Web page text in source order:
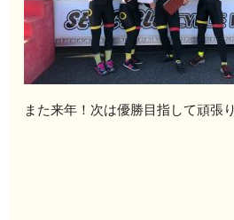
また来年！次は優勝目指して頑張